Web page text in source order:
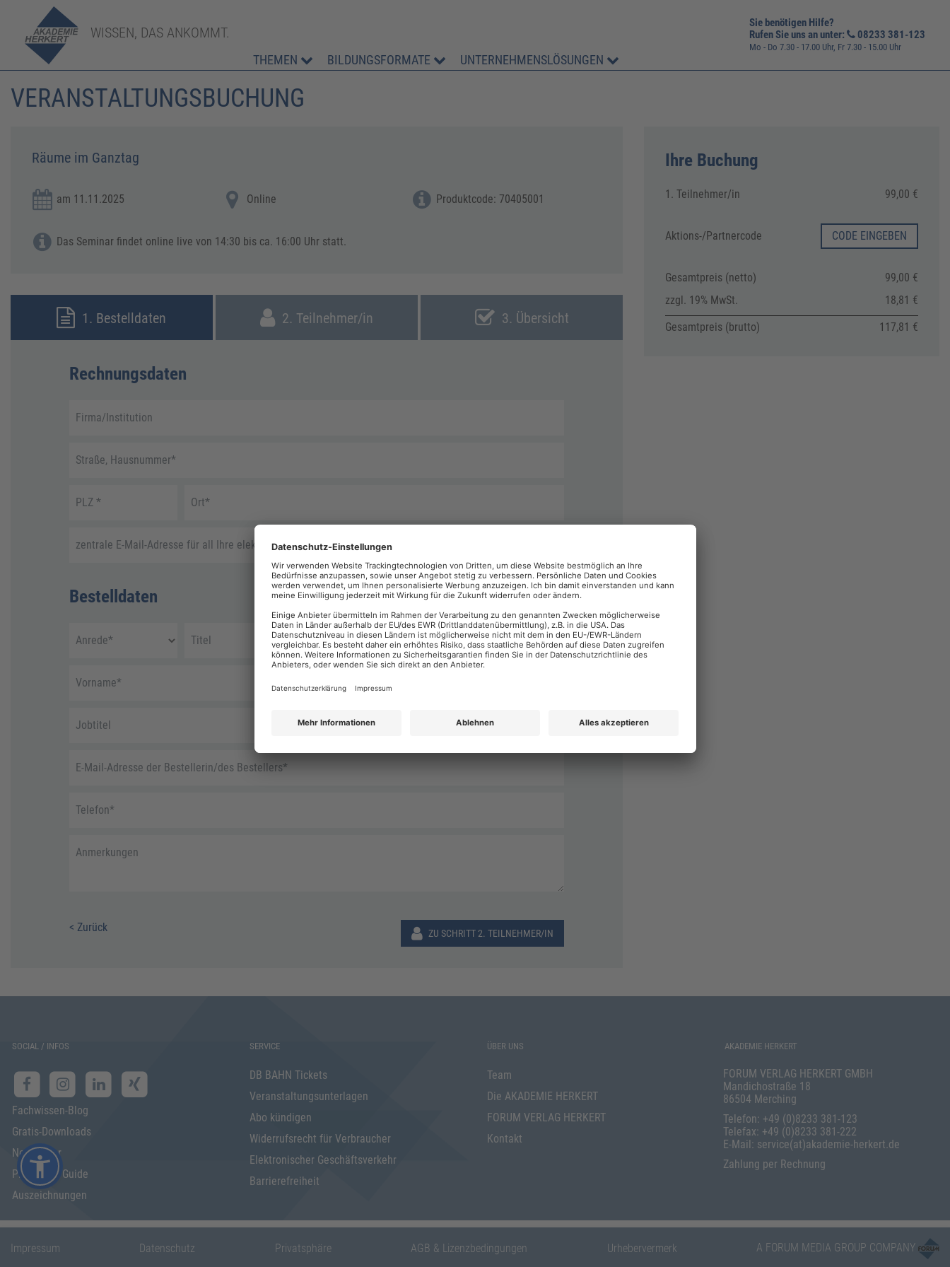
WISSEN, DAS ANKOMMT.
THEMEN BILDUNGSFORMATE UNTERNEHMENSLÖSUNGEN
Sie benötigen Hilfe?
Rufen Sie uns an unter:
08233 381-123
Mo - Do 7.30 - 17.00 Uhr, Fr 7.30 - 15.00 Uhr
VERANSTALTUNGSBUCHUNG
Räume im Ganztag
am 11.11.2025 Online Produktcode: 70405001
Das Seminar findet online live von 14:30 bis ca. 16:00 Uhr statt.
1. Bestelldaten 2. Teilnehmer/in 3. Übersicht
Rechnungsdaten
Firma/Institution
Straße, Hausnummer*
PLZ * Ort*
zentrale E-Mail-Adresse für all Ihre elektronische Rechnungen
Bestelldaten
Anrede* Titel
Vorname* Nachname
Jobtitel
E-Mail-Adresse der Bestellerin/des Bestellers*
Telefon*
Anmerkungen
< Zurück ZU SCHRITT 2. TEILNEHMER/IN
Ihre Buchung
1. Teilnehmer/in 99,00 €
Aktions-/Partnercode CODE EINGEBEN
Gesamtpreis (netto)
99,00 €
zzgl. 19% MwSt.
18,81 €
Gesamtpreis (brutto)
117,81 €
SOCIAL / INFOS
Fachwissen-Blog
Gratis-Downloads
Newsletter
Programm Guide
Auszeichnungen
SERVICE
DB BAHN Tickets
Veranstaltungsunterlagen
Abo kündigen
Widerrufsrecht für Verbraucher
Elektronischer Geschäftsverkehr
Barrierefreiheit
ÜBER UNS
Team
Die AKADEMIE HERKERT
FORUM VERLAG HERKERT
Kontakt
AKADEMIE HERKERT
FORUM VERLAG HERKERT GMBH
Mandichostraße 18
86504 Merching
Telefon: +49 (0)8233 381-123
Telefax: +49 (0)8233 381-222
E-Mail: service(at)akademie-herkert.de
Zahlung per Rechnung
Impressum Datenschutz Privatsphäre AGB & Lizenzbedingungen Urhebervermerk A FORUM MEDIA GROUP COMPANY